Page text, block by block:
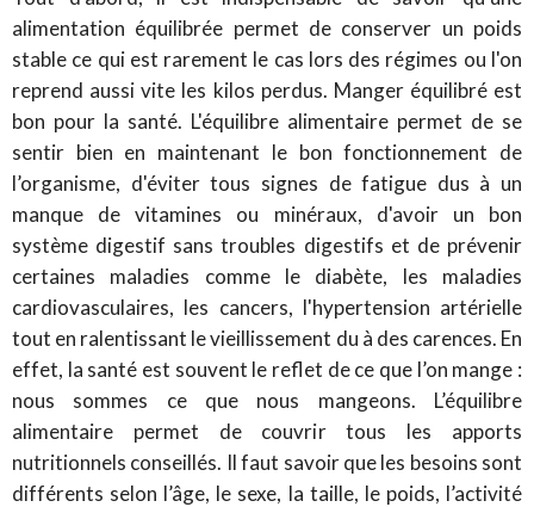
alimentation équilibrée permet de conserver un poids
stable ce qui est rarement le cas lors des régimes ou l'on
reprend aussi vite les kilos perdus. Manger équilibré est
bon pour la santé. L'équilibre alimentaire permet de se
sentir bien en maintenant le bon fonctionnement de
l’organisme, d'éviter tous signes de fatigue dus à un
manque de vitamines ou minéraux, d'avoir un bon
système digestif sans troubles digestifs et de prévenir
certaines maladies comme le diabète, les maladies
cardiovasculaires, les cancers, l'hypertension artérielle
tout en ralentissant le vieillissement du à des carences. En
effet, la santé est souvent le reflet de ce que l’on mange :
nous sommes ce que nous mangeons. L’équilibre
alimentaire permet de couvrir tous les apports
nutritionnels conseillés. Il faut savoir que les besoins sont
différents selon l’âge, le sexe, la taille, le poids, l’activité